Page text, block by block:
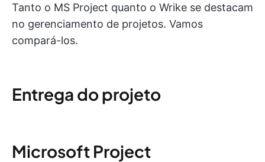
Tanto o MS Project quanto o Wrike se destacam
no gerenciamento de projetos. Vamos
compará-los.
Entrega do projeto
Microsoft Project